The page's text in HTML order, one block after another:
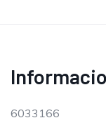
6033166